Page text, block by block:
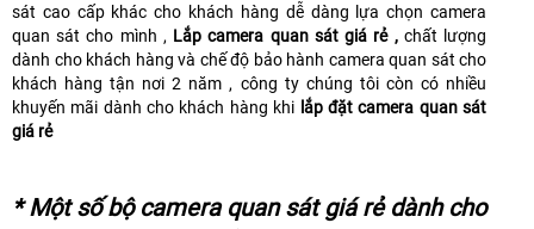
sát cao cấp khác cho khách hàng dễ dàng lựa chọn camera
quan sát cho mình , Lắp camera quan sát giá rẻ , chất lượng
dành cho khách hàng và chế độ bảo hành camera quan sát cho
khách hàng tận nơi 2 năm , công ty chúng tôi còn có nhiều
khuyến mãi dành cho khách hàng khi lắp đặt camera quan sát
giá rẻ
* Một số bộ camera quan sát giá rẻ dành cho